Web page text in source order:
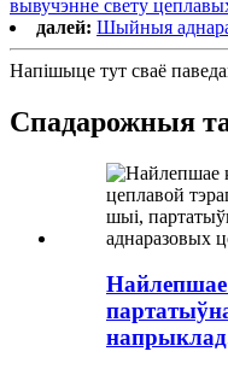
вывучэнне свету
далей: Шыйныя
Напішыце тут сваё
Спадарожныя
Найлепшае